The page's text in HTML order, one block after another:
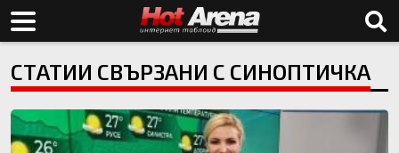
СТАТИИ СВЪРЗАНИ С СИНОПТИЧКА